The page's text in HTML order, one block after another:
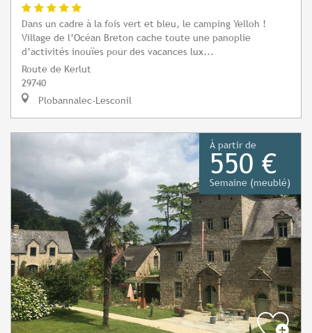
Dans un cadre à la fois vert et bleu, le camping Yelloh !
Village de l’Océan Breton cache toute une panoplie
d’activités inouïes pour des vacances lux...
Route de Kerlut
29740
Plobannalec-Lesconil
À partir de
550 €
Semaine (meublé)